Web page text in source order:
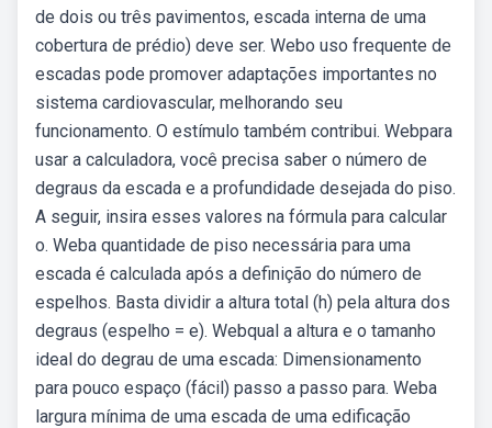
de dois ou três pavimentos, escada interna de uma
cobertura de prédio) deve ser. Webo uso frequente de
escadas pode promover adaptações importantes no
sistema cardiovascular, melhorando seu
funcionamento. O estímulo também contribui. Webpara
usar a calculadora, você precisa saber o número de
degraus da escada e a profundidade desejada do piso.
A seguir, insira esses valores na fórmula para calcular
o. Weba quantidade de piso necessária para uma
escada é calculada após a definição do número de
espelhos. Basta dividir a altura total (h) pela altura dos
degraus (espelho = e). Webqual a altura e o tamanho
ideal do degrau de uma escada: Dimensionamento
para pouco espaço (fácil) passo a passo para. Weba
largura mínima de uma escada de uma edificação